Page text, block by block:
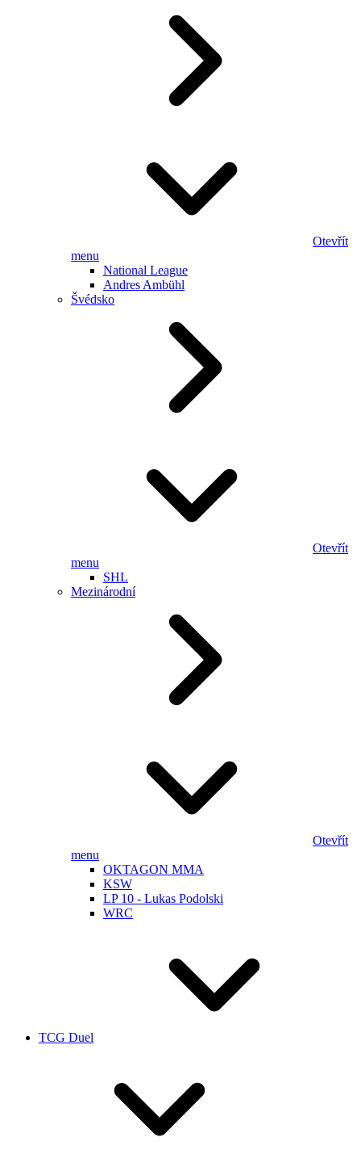
Otevřít
menu
National League
Andres Ambühl
Švédsko
Otevřít
menu
SHL
Mezinárodní
Otevřít
menu
OKTAGON MMA
KSW
LP 10 - Lukas Podolski
WRC
TCG Duel